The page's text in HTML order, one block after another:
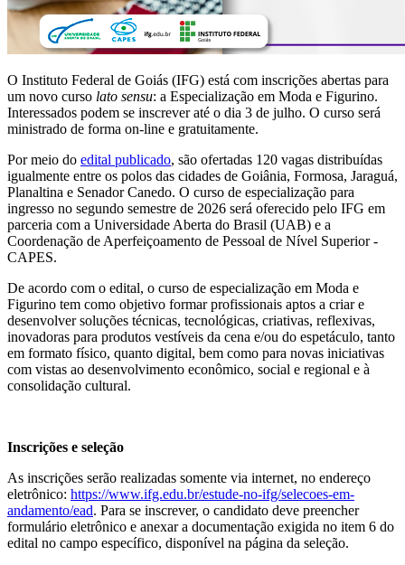
O Instituto Federal de Goiás (IFG) está com inscrições abertas para
um novo curso lato sensu: a Especialização em Moda e Figurino.
Interessados podem se inscrever até o dia 3 de julho. O curso será
ministrado de forma on-line e gratuitamente.
Por meio do edital publicado, são ofertadas 120 vagas distribuídas
igualmente entre os polos das cidades de Goiânia, Formosa, Jaraguá,
Planaltina e Senador Canedo. O curso de especialização para
ingresso no segundo semestre de 2026 será oferecido pelo IFG em
parceria com a Universidade Aberta do Brasil (UAB) e a
Coordenação de Aperfeiçoamento de Pessoal de Nível Superior -
CAPES.
De acordo com o edital, o curso de especialização em Moda e
Figurino tem como objetivo formar profissionais aptos a criar e
desenvolver soluções técnicas, tecnológicas, criativas, reflexivas,
inovadoras para produtos vestíveis da cena e/ou do espetáculo, tanto
em formato físico, quanto digital, bem como para novas iniciativas
com vistas ao desenvolvimento econômico, social e regional e à
consolidação cultural.
Inscrições e seleção
As inscrições serão realizadas somente via internet, no endereço
eletrônico: https://www.ifg.edu.br/estude-no-ifg/selecoes-em-
andamento/ead. Para se inscrever, o candidato deve preencher
formulário eletrônico e anexar a documentação exigida no item 6 do
edital no campo específico, disponível na página da seleção.